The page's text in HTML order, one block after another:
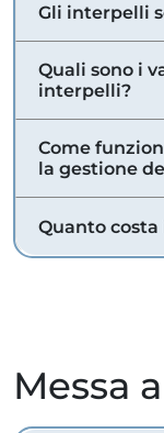
Gli interpelli
Quali sono i
interpelli?
Come
la gestione
Quanto costa
Messa